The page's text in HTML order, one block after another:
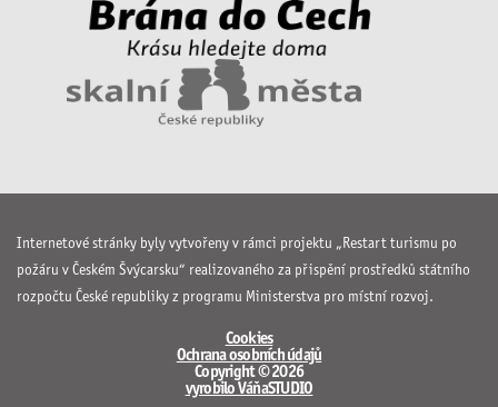
Internetové stránky byly vytvořeny v rámci projektu „Restart turismu po
požáru v Českém Švýcarsku“ realizovaného za přispění prostředků státního
rozpočtu České republiky z programu Ministerstva pro místní rozvoj.
Cookies
Ochrana osobních údajů
Copyright © 2026
vyrobilo VáňaSTUDIO